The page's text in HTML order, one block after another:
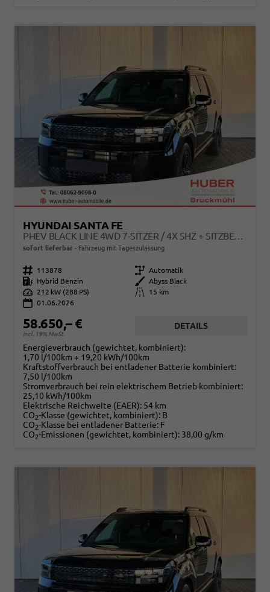
HYUNDAI SANTA FE
PHEV BLACK LINE 4WD 7-SITZER / 4X SHZ + SITZBELÜFTUNG ACC HEAD-UP 360° KAM. LEDER ALU 20"
sofort lieferbar Fahrzeug mit Tageszulassung
Fahrzeugnr. 113878 Getriebe Automatik
Kraftstoff
Hybrid Benzin Außenfarbe
Abyss Black
Leistung
212 kW (288 PS) Kilometerstand
15 km
01.06.2026
58.650,– €
incl. 19% MwSt.
DETAILS
Energieverbrauch (gewichtet, kombiniert):
1,70 l/100km + 19,20 kWh/100km
Kraftstoffverbrauch bei entladener Batterie kombiniert:
7,50 l/100km
Stromverbrauch bei rein elektrischem Betrieb kombiniert:
25,10 kWh/100km
Elektrische Reichweite (EAER): 54 km
CO2-Klasse (gewichtet, kombiniert): B
CO2-Klasse bei entladener Batterie: F
CO2-Emissionen (gewichtet, kombiniert): 38,00 g/km